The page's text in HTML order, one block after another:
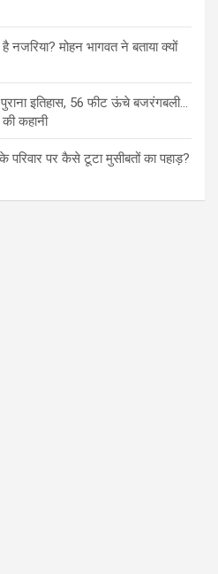
नजरिया? मोहन भागवत ने बताया क्यों
इतिहास, 56 फीट ऊंचे बजरंगबली…
कहानी
पर कैसे टूटा मुसीबतों का पहाड़?